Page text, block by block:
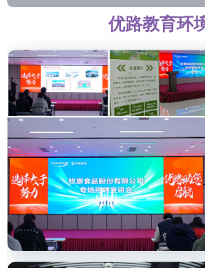
优路教育环